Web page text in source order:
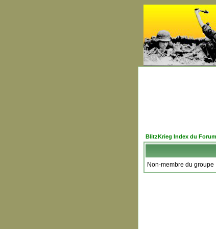
BlitzKrieg Index du Forum
Non-membre du groupe